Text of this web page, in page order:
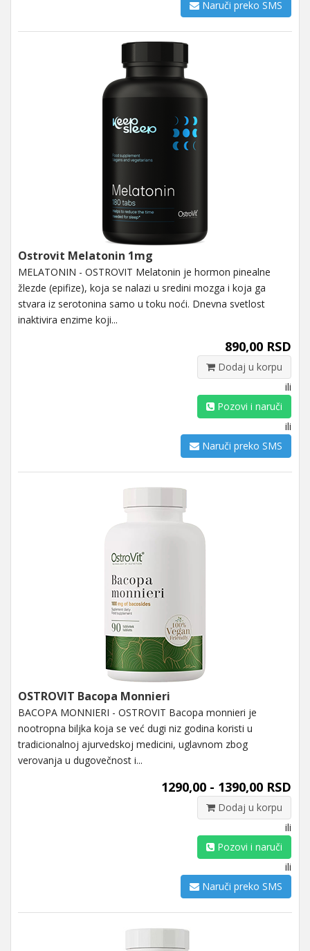
Naruči preko SMS
Ostrovit Melatonin 1mg
MELATONIN - OSTROVIT Melatonin je hormon pinealne
žlezde (epifize), koja se nalazi u sredini mozga i koja ga
stvara iz serotonina samo u toku noći. Dnevna svetlost
inaktivira enzime koji...
890,00 RSD
Dodaj u korpu
ili
Pozovi i naruči
ili
Naruči preko SMS
OSTROVIT Bacopa Monnieri
BACOPA MONNIERI - OSTROVIT Bacopa monnieri je
nootropna biljka koja se već dugi niz godina koristi u
tradicionalnoj ajurvedskoj medicini, uglavnom zbog
verovanja u dugovečnost i...
1290,00 - 1390,00 RSD
Dodaj u korpu
ili
Pozovi i naruči
ili
Naruči preko SMS